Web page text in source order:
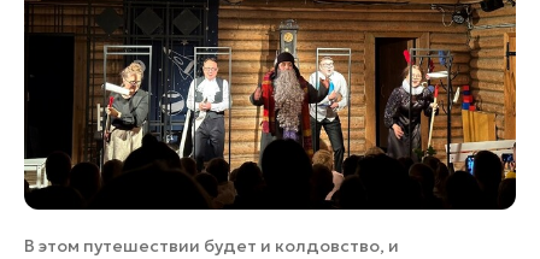
В этом путешествии будет и колдовство, и